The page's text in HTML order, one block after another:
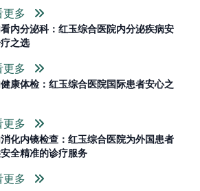
更多
内分泌科：红玉综合医院内分泌疾病安
之选
更多
康体检：红玉综合医院国际患者安心之
更多
化内镜检查：红玉综合医院为外国患者
全精准的诊疗服务
更多